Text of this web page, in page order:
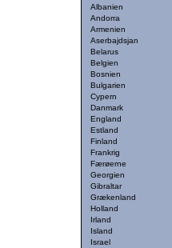
Albanien
Andorra
Armenien
Aserbajdsjan
Belarus
Belgien
Bosnien
Bulgarien
Cypern
Danmark
England
Estland
Finland
Frankrig
Færøerne
Georgien
Gibraltar
Grækenland
Holland
Irland
Island
Israel